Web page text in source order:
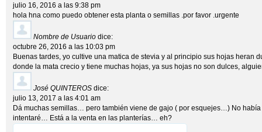
julio 16, 2016 a las 9:38 pm
hola hna como puedo obtener esta planta o semillas .por favor .urgente
Nombre de Usuario dice:
octubre 26, 2016 a las 10:03 pm
Buenas tardes, yo cultive una matica de stevia y al principio sus hojas heran
donde la mata crecio y tiene muchas hojas, ya sus hojas no son dulces,
José QUINTEROS dice:
julio 13, 2017 a las 4:01 am
Dá muchas semillas… pero también viene de gajo ( por esquejes…) No
intentaré… Está a la venta en las planterías… eh?